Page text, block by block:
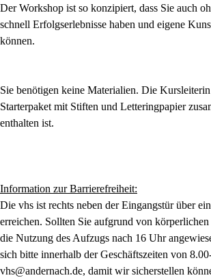
Der Workshop ist so konzipiert, dass Sie auch
schnell Erfolgserlebnisse haben und eigene
können.
Sie benötigen keine Materialien. Die
Starterpaket mit Stiften und Letteringpapier
enthalten ist.
Information zur Barrierefreiheit:
Die vhs ist rechts neben der Eingangstür über
erreichen. Sollten Sie aufgrund von
die Nutzung des Aufzugs nach 16 Uhr
sich bitte innerhalb der Geschäftszeiten von
vhs@andernach.de, damit wir sicherstellen